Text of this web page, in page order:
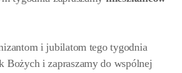
i jubilatom tego tygodnia
Bożych i zapraszamy do wspólnej